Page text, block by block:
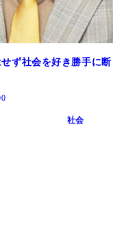
ず社会を好き勝手に
社会